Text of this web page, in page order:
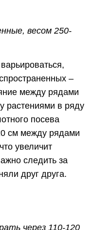
весом 250-
–
между рядами
растениями в ряду
посева
см между рядами
увеличит
следить за
друг друга.
через 110-120